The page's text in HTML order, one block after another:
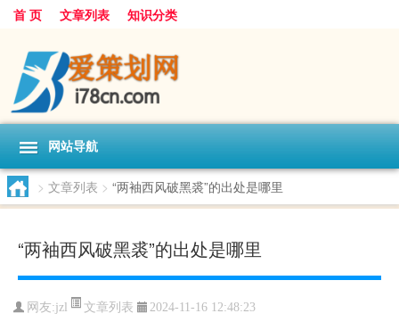
首 页 文章列表 知识分类
网站导航
> 文章列表 > “两袖西风破黑裘”的出处是哪里
“两袖西风破黑裘”的出处是哪里
网友:jzl 文章列表 2024-11-16 12:48:23